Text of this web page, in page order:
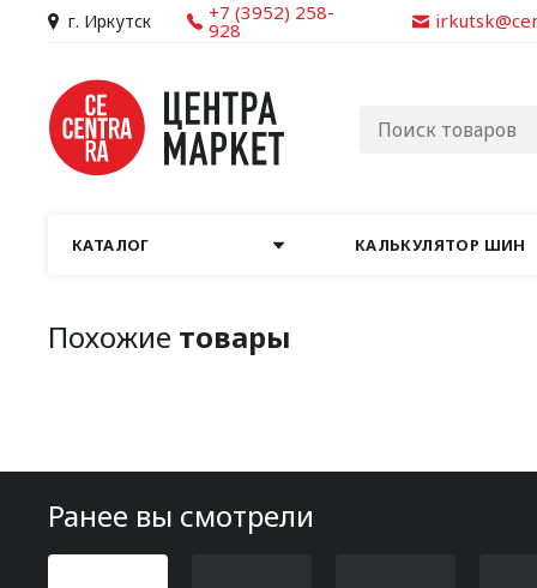
г. Иркутск +7 (3952) 258-
928
КАТАЛОГ КАЛЬКУЛЯТОР ШИН
Похожие товары
Ранее вы смотрели